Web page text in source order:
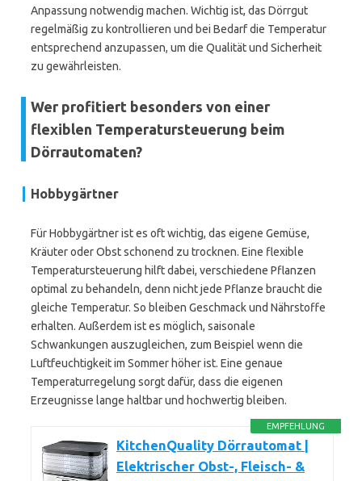
Anpassung notwendig machen. Wichtig ist, das Dörrgut
regelmäßig zu kontrollieren und bei Bedarf die Temperatur
entsprechend anzupassen, um die Qualität und Sicherheit
zu gewährleisten.
Wer profitiert besonders von einer
flexiblen Temperatursteuerung beim
Dörrautomaten?
Hobbygärtner
Für Hobbygärtner ist es oft wichtig, das eigene Gemüse,
Kräuter oder Obst schonend zu trocknen. Eine flexible
Temperatursteuerung hilft dabei, verschiedene Pflanzen
optimal zu behandeln, denn nicht jede Pflanze braucht die
gleiche Temperatur. So bleiben Geschmack und Nährstoffe
erhalten. Außerdem ist es möglich, saisonale
Schwankungen auszugleichen, zum Beispiel wenn die
Luftfeuchtigkeit im Sommer höher ist. Eine genaue
Temperaturregelung sorgt dafür, dass die eigenen
Erzeugnisse lange haltbar und hochwertig bleiben.
EMPFEHLUNG
KitchenQuality Dörrautomat |
Elektrischer Obst-, Fleisch- &